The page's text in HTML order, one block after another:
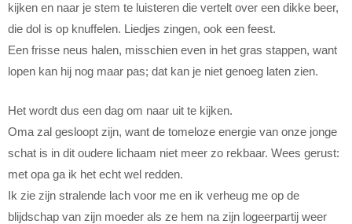
kijken en naar je stem te luisteren die vertelt over een dikke beer,
die dol is op knuffelen. Liedjes zingen, ook een feest.
Een frisse neus halen, misschien even in het gras stappen, want
lopen kan hij nog maar pas; dat kan je niet genoeg laten zien.
Het wordt dus een dag om naar uit te kijken.
Oma zal gesloopt zijn, want de tomeloze energie van onze jonge
schat is in dit oudere lichaam niet meer zo rekbaar. Wees gerust:
met opa ga ik het echt wel redden.
Ik zie zijn stralende lach voor me en ik verheug me op de
blijdschap van zijn moeder als ze hem na zijn logeerpartij weer